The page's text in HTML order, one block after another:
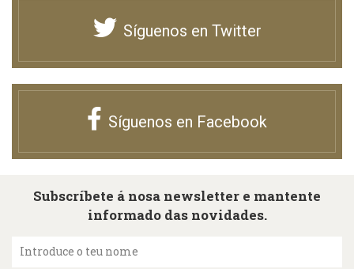
Síguenos en Twitter
Síguenos en Facebook
Subscríbete á nosa newsletter e mantente
informado das novidades.
Introduce o teu nome